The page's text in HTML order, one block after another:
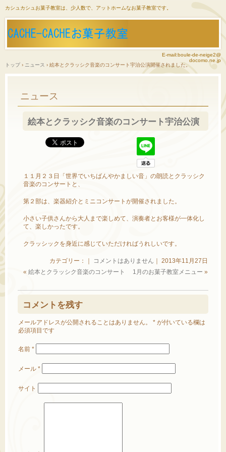
カシュカシュお菓子教室は、少人数で、アットホームなお菓子教室です。
E-mail:boule-de-neige2@
docomo.ne.jp
トップ› ニュース › 絵本とクラッシク音楽のコンサート宇治公演開催されました。
ニュース
絵本とクラッシク音楽のコンサート宇治公演
開催されました。
１１月２３日「世界でいちばんやかましい音」の朗読とクラッシク
音楽のコンサートと、
第２部は、楽器紹介とミニコンサートが開催されました。
小さい子供さんから大人まで楽しめて、演奏者とお客様が一体化し
て、楽しかったです。
クラッシックを身近に感じていただければうれしいです。
カテゴリー：｜ コメントはありません ｜ 2013年11月27日
«絵本とクラッシク音楽のコンサート 1月のお菓子教室メニュー »
コメントを残す
メールアドレスが公開されることはありません。 * が付いている欄は
必須項目です
名前*
メール*
サイト